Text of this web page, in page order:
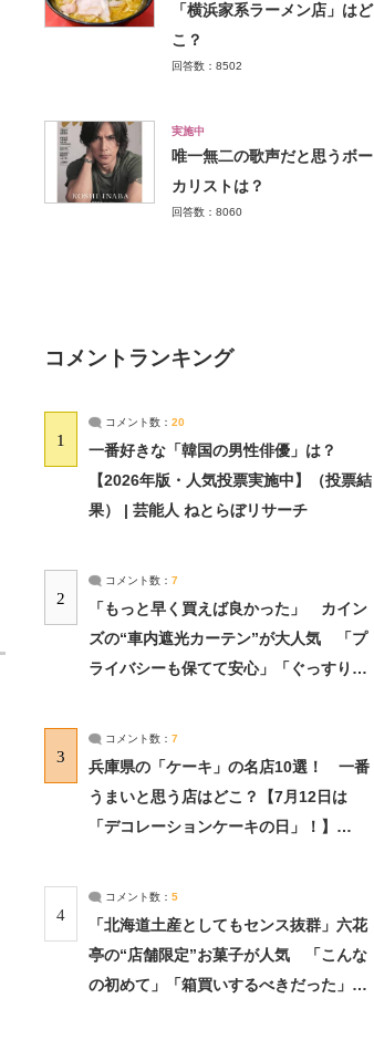
「横浜家系ラーメン店」はど
こ？
回答数：8502
実施中
唯一無二の歌声だと思うボー
カリストは？
回答数：8060
コメントランキング
1
コメント数： 20
一番好きな「韓国の男性俳優」は？
【2026年版・人気投票実施中】（投票結
果） | 芸能人 ねとらぼリサーチ
2
コメント数： 7
「もっと早く買えば良かった」 カイン
ズの“車内遮光カーテン”が大人気 「プ
ライバシーも保てて安心」「ぐっすり眠
3
コメント数： 7
兵庫県の「ケーキ」の名店10選！ 一番
うまいと思う店はどこ？【7月12日は
「デコレーションケーキの日」！】
4
コメント数： 5
「北海道土産としてもセンス抜群」六花
亭の“店舗限定”お菓子が人気 「こんな
の初めて」「箱買いするべきだった」